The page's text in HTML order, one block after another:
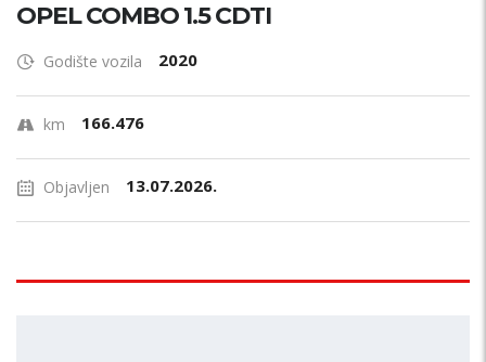
OPEL COMBO 1.5 CDTI
Godište vozila 2020
km 166.476
Objavljen 13.07.2026.